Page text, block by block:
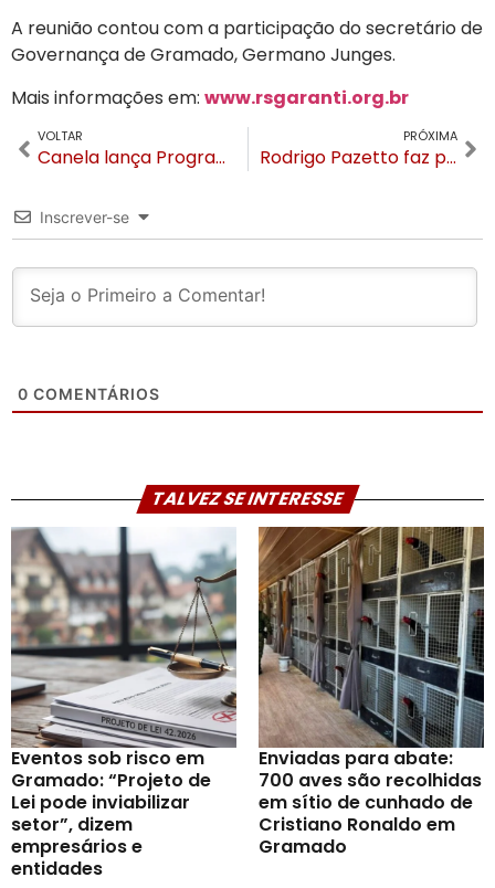
A reunião contou com a participação do secretário de
Governança de Gramado, Germano Junges.
Mais informações em: www.rsgaranti.org.br
VOLTAR
Canela lança Programa Ecocidadania e retoma com força ações de educação ambiental
PRÓXIMA
Rodrigo Pazetto faz prestação de contas da Visão na Câmara de Vereadores de Gramado
Inscrever-se
0 COMENTÁRIOS
TALVEZ SE INTERESSE
Eventos sob risco em
Gramado: “Projeto de
Lei pode inviabilizar
setor”, dizem
empresários e
entidades
Enviadas para abate:
700 aves são recolhidas
em sítio de cunhado de
Cristiano Ronaldo em
Gramado